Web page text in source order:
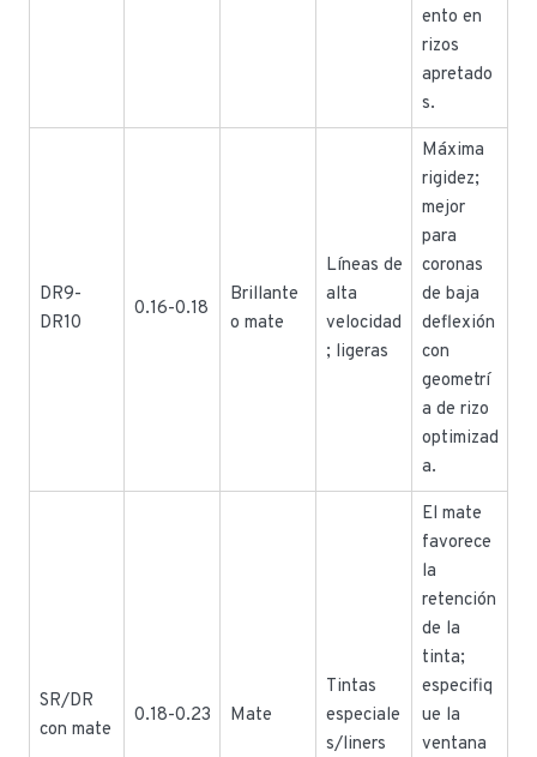
ento en
rizos
apretado
s.
DR9-
DR10
0.16-0.18
Brillante
o mate
Líneas de
alta
velocidad
; ligeras
Máxima
rigidez;
mejor
para
coronas
de baja
deflexión
con
geometrí
a de rizo
optimizad
a.
SR/DR
con mate
0.18-0.23 Mate
Tintas
especiale
s/liners
El mate
favorece
la
retención
de la
tinta;
especifiq
ue la
ventana